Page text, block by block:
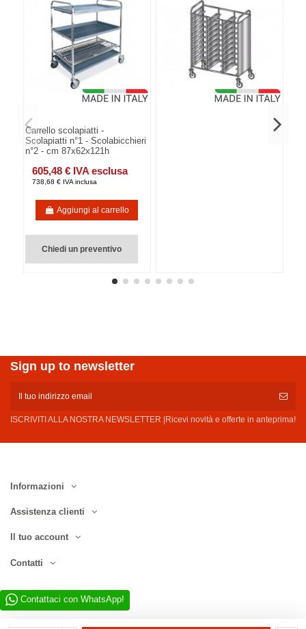
Carrello scolapiatti -
Scolapiatti n°1 - Scolabicchieri
n°2 - cm 87x62x121h
605,48 € IVA esclusa
738,68 € IVA inclusa
Aggiungi al carrello
Chiedi un preventivo
Sign up to newsletter
ISCRIVITI ALLA NOSTRA NEWSLETTER |Ricevi novità e offerte in anteprima!
Informazioni
Assistenza clienti
Il tuo account
Contatti
Contattaci con WhatsApp!